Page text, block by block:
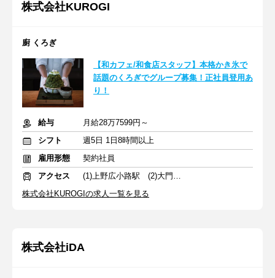
株式会社KUROGI
廚 くろぎ
【和カフェ/和食店スタッフ】本格かき氷で
話題のくろぎでグループ募集！正社員登用あ
り！
給与
月給28万7599円～
シフト
週5日 1日8時間以上
雇用形態
契約社員
アクセス
(1)上野広小路駅 (2)大門駅 (3)羽田空港第１ターミナル(東京モノレール・ＪＡＬ利用)駅
株式会社KUROGIの求人一覧を見る
株式会社iDA